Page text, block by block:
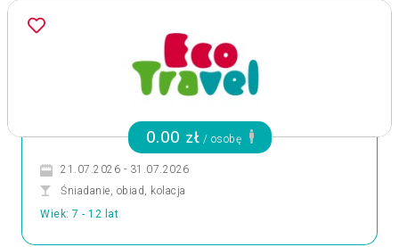
0.00 zł / osobę
21.07.2026 - 31.07.2026
Śniadanie, obiad, kolacja
Wiek: 7 - 12 lat